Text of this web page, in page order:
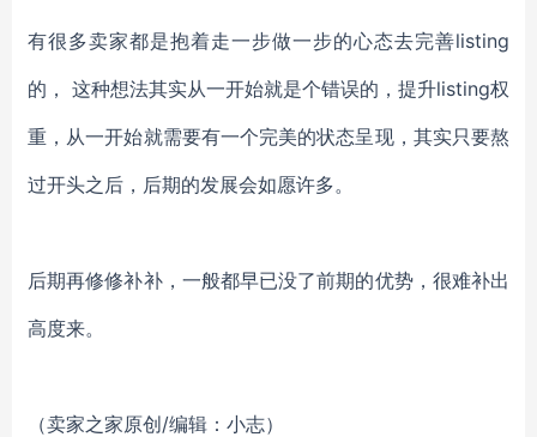
有很多卖家都是抱着走一步做一步的心态去完善listing
的， 这种想法其实从一开始就是个错误的，提升listing权
重，从一开始就需要有一个完美的状态呈现，其实只要熬
过开头之后，后期的发展会如愿许多。
后期再修修补补，一般都早已没了前期的优势，很难补出
高度来。
（卖家之家原创/编辑：小志）